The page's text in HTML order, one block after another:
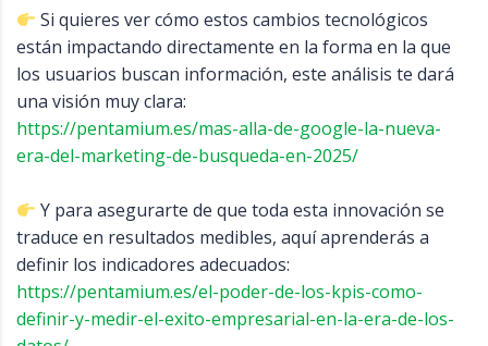
Si quieres ver cómo estos cambios tecnológicos
están impactando directamente en la forma en la que
los usuarios buscan información, este análisis te dará
una visión muy clara:
https://pentamium.es/mas-alla-de-google-la-nueva-
era-del-marketing-de-busqueda-en-2025/
Y para asegurarte de que toda esta innovación se
traduce en resultados medibles, aquí aprenderás a
definir los indicadores adecuados:
https://pentamium.es/el-poder-de-los-kpis-como-
definir-y-medir-el-exito-empresarial-en-la-era-de-los-